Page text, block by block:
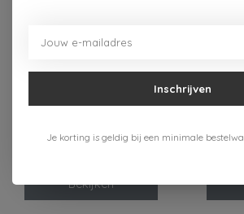
-50%
2-pack
Bekijken
Inschrijven
Je korting is geldig bij een minimale